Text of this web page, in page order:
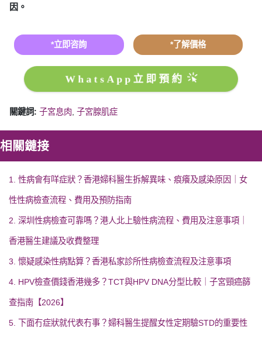
因。
*立即咨詢 *了解價格
WhatsApp立即預約
關鍵詞: 子宮息肉, 子宮腺肌症
相關鏈接
1. 性病會有咩症狀？香港婦科醫生拆解異味、痕癢及感染原因｜女
性性病檢查流程、費用及預防指南
2. 深圳性病檢查可靠嗎？港人北上驗性病流程、費用及注意事項｜
香港醫生建議及收費整理
3. 懷疑感染性病點算？香港私家診所性病檢查流程及注意事項
4. HPV檢查價錢香港幾多？TCT與HPV DNA分型比較｜子宮頸癌篩
查指南【2026】
5. 下面冇症狀就代表冇事？婦科醫生提醒女性定期驗STD的重要性